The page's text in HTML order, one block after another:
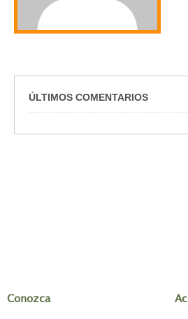
ÚLTIMOS COMENTARIOS
Conozca